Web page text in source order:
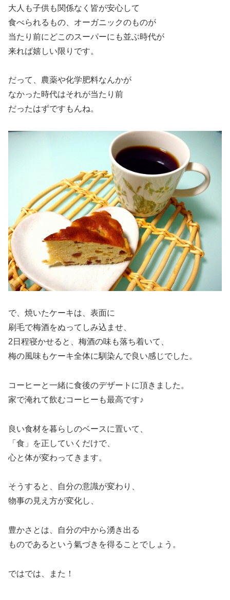
大人も子供も関係なく皆が安心して
食べられるもの、オーガニックのものが
当たり前にどこのスーパーにも並ぶ時代が
来れば嬉しい限りです。
だって、農薬や化学肥料なんかが
なかった時代はそれが当たり前
だったはずですもんね。
で、焼いたケーキは、表面に
刷毛で梅酒をぬってしみ込ませ、
2日程寝かせると、梅酒の味も落ち着いて、
梅の風味もケーキ全体に馴染んで良い感じでした。
コーヒーと一緒に食後のデザートに頂きました。
家で淹れて飲むコーヒーも最高です♪
良い食材を暮らしのベースに置いて、
「食」を正していくだけで、
心と体が変わってきます。
そうすると、自分の意識が変わり、
物事の見え方が変化し、
豊かさとは、自分の中から湧き出る
ものであるという氣づきを得ることでしょう。
ではでは、また！